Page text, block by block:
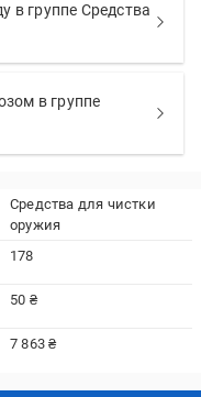
в группе Средства
в группе
Средства для чистки
оружия
178
50 ₴
7 863 ₴